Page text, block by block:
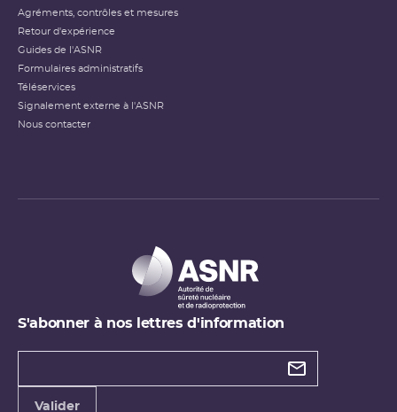
Agréments, contrôles et mesures
Retour d'expérience
Guides de l'ASNR
Formulaires administratifs
Téléservices
Signalement externe à l'ASNR
Nous contacter
S'abonner à nos lettres d'information
Types de
Valider